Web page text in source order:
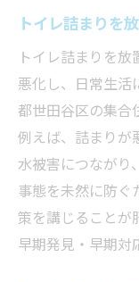
トイレ詰まりを
トイレ詰まりを
悪化し、日常生活
都世田谷区の集合
例えば、詰まりが
水被害につながり
事態を未然に防ぐ
策を講じることが
早期発見・早期対